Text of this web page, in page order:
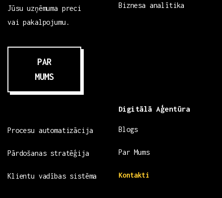
Jūsu uzņēmuma preci
vai pakalpojumu.
PAR
MUMS
Biznesa analītika
Procesu automatizācija
Pārdošanas stratēģija
Klientu vadības sistēma
Digitālā Aģentūra
Blogs
Par Mums
Kontakti